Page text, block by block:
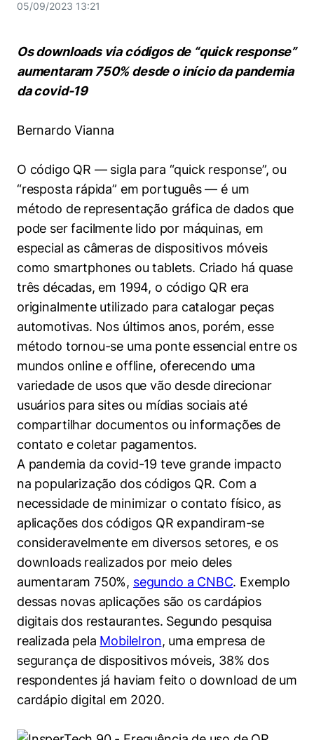
Todas as Engenharias
Engenharia Mecânica
Engenharia Mecatrônica
Direito
Economia
Finanças
Negócios
Políticas Públicas
Tecnologia e Dados
Resolução Eficaz de Problemas
Oportunidade de Negócios
Women in Action
Repositório Institucional
Pesquisa na Graduação
Comitê de Ética em Pesquisa
Youtube
Instagram
Engenharia e Ciência da Computação
Busca por docentes
Prêmios de Excelência
Ensino e aprendizagem
Fale Conosco
Atendimento
Visite o Insper
Ouvidoria
05/09/2023 13:21
Os downloads via códigos de “quick response”
aumentaram 750% desde o início da pandemia
da covid-19
Bernardo Vianna
O código QR — sigla para “quick response”, ou
“resposta rápida” em português — é um
método de representação gráfica de dados que
pode ser facilmente lido por máquinas, em
especial as câmeras de dispositivos móveis
como smartphones ou tablets. Criado há quase
três décadas, em 1994, o código QR era
originalmente utilizado para catalogar peças
automotivas. Nos últimos anos, porém, esse
método tornou-se uma ponte essencial entre os
mundos online e offline, oferecendo uma
variedade de usos que vão desde direcionar
usuários para sites ou mídias sociais até
compartilhar documentos ou informações de
contato e coletar pagamentos.
A pandemia da covid-19 teve grande impacto
na popularização dos códigos QR. Com a
necessidade de minimizar o contato físico, as
aplicações dos códigos QR expandiram-se
consideravelmente em diversos setores, e os
downloads realizados por meio deles
aumentaram 750%, segundo a CNBC. Exemplo
dessas novas aplicações são os cardápios
digitais dos restaurantes. Segundo pesquisa
realizada pela MobileIron, uma empresa de
segurança de dispositivos móveis, 38% dos
respondentes já haviam feito o download de um
cardápio digital em 2020.